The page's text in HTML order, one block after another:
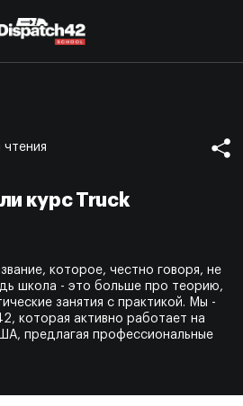
чтения
курс Truck
которое, честно говоря, не
школа - это больше про теорию,
занятия с практикой. Мы -
которая активно работает на
предлагая профессиональные